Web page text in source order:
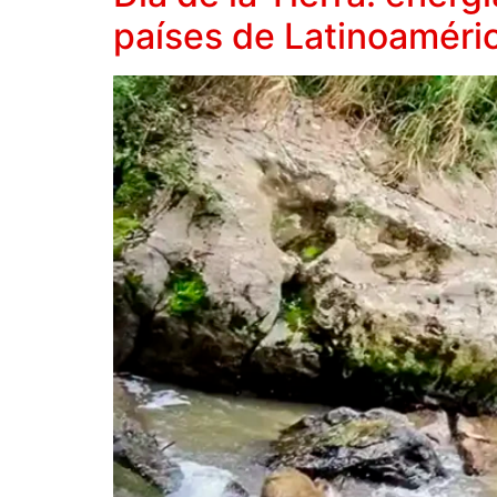
países de